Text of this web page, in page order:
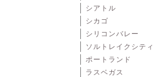
シアトル
シカゴ
シリコンバレー
ソルトレイクシティ
ポートランド
ラスベガス